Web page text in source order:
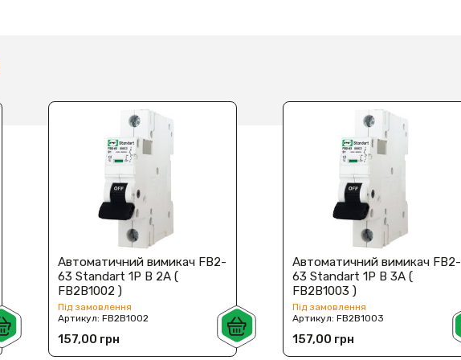
Автоматичний вимикач FB2-
63 Standart 1P B 2А (
FB2B1002 )
Під замовлення
Артикул: FB2B1002
157,00 грн
Автоматичний вимикач FB2-
63 Standart 1P B 3А (
FB2B1003 )
Під замовлення
Артикул:FB2B1003
157,00 грн